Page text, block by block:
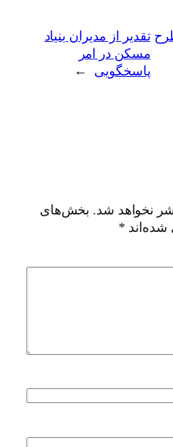
تقدیر از مدیران بنیاد
مسکن در امر
پاسخگویی
→
نخواهد شد. بخش‌های
شده‌اند *